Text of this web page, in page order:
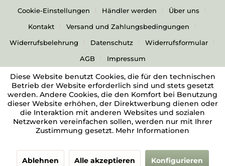
Cookie-Einstellungen Händler werden
Über uns
Kontakt
Versand und Zahlungsbedingungen
Widerrufsbelehrung
Datenschutz
Widerrufsformular
AGB
Impressum
Diese Website benutzt Cookies, die für den technischen
Betrieb der Website erforderlich sind und stets gesetzt
werden. Andere Cookies, die den Komfort bei Benutzung
dieser Website erhöhen, der Direktwerbung dienen oder
die Interaktion mit anderen Websites und sozialen
Netzwerken vereinfachen sollen, werden nur mit Ihrer
Zustimmung gesetzt. Mehr Informationen
Ablehnen Alle akzeptieren Konfigurieren